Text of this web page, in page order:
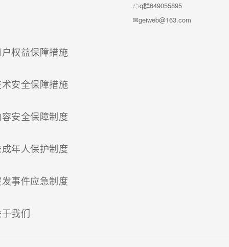
q群649055895
geiweb@163.com
权益保障措施(current)
安全保障措施(current)
安全保障制度
年人保护制度
事件应急制度
我们